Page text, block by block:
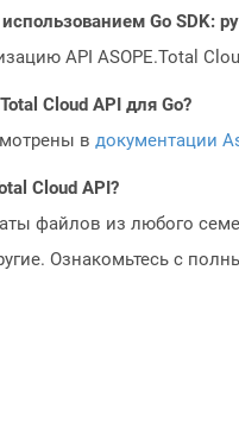
Go SDK:
API ASOPE.Total
Cloud API для Go?
в документации
Cloud API?
файлов из любого
Ознакомьтесь с